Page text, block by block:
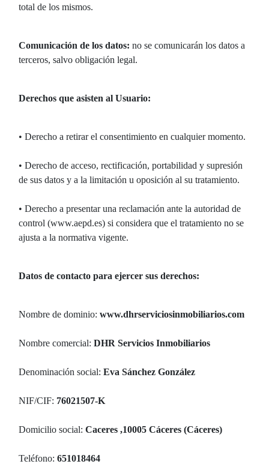
total de los mismos.
Comunicación de los datos: no se comunicarán los datos a
terceros, salvo obligación legal.
Derechos que asisten al Usuario:
• Derecho a retirar el consentimiento en cualquier momento.
• Derecho de acceso, rectificación, portabilidad y supresión
de sus datos y a la limitación u oposición al su tratamiento.
• Derecho a presentar una reclamación ante la autoridad de
control (www.aepd.es) si considera que el tratamiento no se
ajusta a la normativa vigente.
Datos de contacto para ejercer sus derechos:
Nombre de dominio: www.dhrserviciosinmobiliarios.com
Nombre comercial: DHR Servicios Inmobiliarios
Denominación social: Eva Sánchez González
NIF/CIF: 76021507-K
Domicilio social: Caceres ,10005 Cáceres (Cáceres)
Teléfono: 651018464